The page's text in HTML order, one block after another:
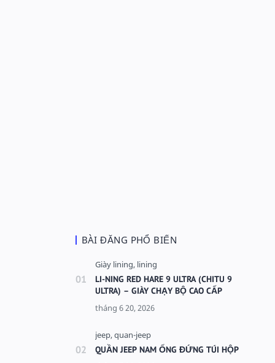
BÀI ĐĂNG PHỔ BIẾN
LI-NING RED HARE 9 ULTRA (CHITU 9
ULTRA) – GIÀY CHẠY BỘ CAO CẤP
QUẦN JEEP NAM ỐNG ĐỨNG TÚI HỘP